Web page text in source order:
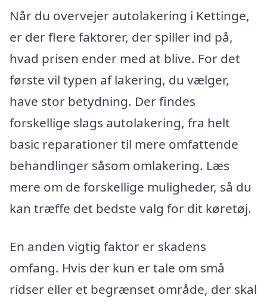
Når du overvejer autolakering i Kettinge,
er der flere faktorer, der spiller ind på,
hvad prisen ender med at blive. For det
første vil typen af lakering, du vælger,
have stor betydning. Der findes
forskellige slags autolakering, fra helt
basic reparationer til mere omfattende
behandlinger såsom omlakering. Læs
mere om de forskellige muligheder, så du
kan træffe det bedste valg for dit køretøj.
En anden vigtig faktor er skadens
omfang. Hvis der kun er tale om små
ridser eller et begrænset område, der skal